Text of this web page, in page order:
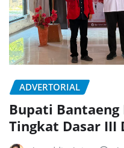
ADVERTORIAL
Bupati Bantaeng
Tingkat Dasar III